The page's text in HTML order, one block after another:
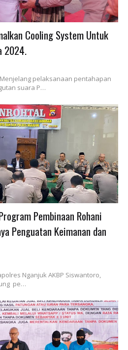
Cooling System Untuk
2024.
Menjelang pelaksanaan pentahapan
suara P…
Pembinaan Rohani
Penguatan Keimanan dan
Nganjuk AKBP Siswantoro,
pe…